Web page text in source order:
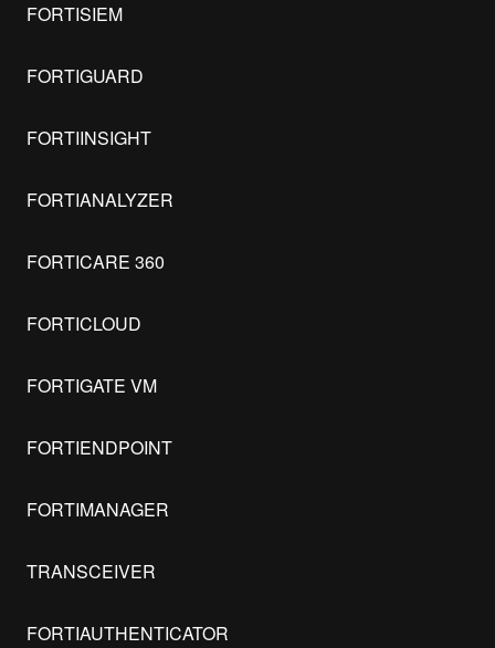
FORTISIEM
FORTIGUARD
FORTIINSIGHT
FORTIANALYZER
FORTICARE 360
FORTICLOUD
FORTIGATE VM
FORTIENDPOINT
FORTIMANAGER
TRANSCEIVER
FORTIAUTHENTICATOR